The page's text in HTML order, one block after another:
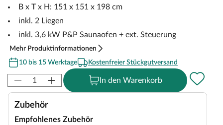
B x T x H: 151 x 151 x 198 cm
inkl. 2 Liegen
inkl. 3,6 kW P&P Saunaofen + ext. Steuerung
Mehr Produktinformationen
10 bis 15 Werktage
Kostenfreier Stückgutversand
In den Warenkorb
Zubehör
Empfohlenes Zubehör